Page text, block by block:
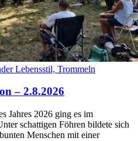
Lebensstil, Trommeln
– 2.8.2026
Jahres 2026 ging es im
schattigen Föhren bildete sich
Menschen mit einer